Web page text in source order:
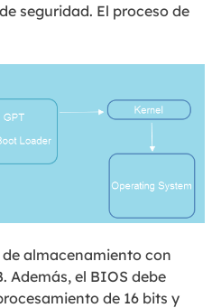
seguridad. El proceso de
almacenamiento con
Además, el BIOS debe
de 16 bits y